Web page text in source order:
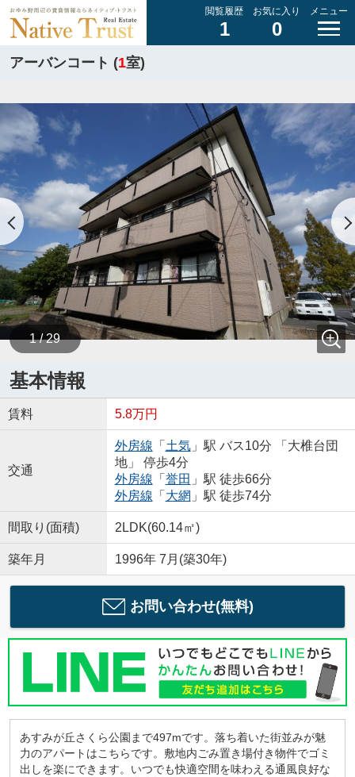
閲覧履歴
1
お気に入り
0
メニュー
アーバンコート (1室)
1 / 29
基本情報
賃料 5.8万円
交通
外房線 「 土気」駅 バス10分 「大椎台団
地」 停歩4分
外房線 「 誉田 」駅 徒歩66分
外房線 「 大網 」駅 徒歩74分
間取り(面積) 2LDK(60.14㎡)
築年月 1996年 7月(築30年)
お問い合わせ(無料)
あすみが丘さくら公園まで497mです。落ち着いた街並みが魅
力のアパートはこちらです。敷地内ごみ置き場付き物件でゴミ
出しを楽にできます。いつでも快適空間を味わえる通風良好な